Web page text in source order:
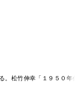
。松竹伸幸「１９５０